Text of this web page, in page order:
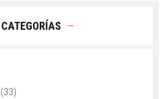
CATEGORÍAS
(33)